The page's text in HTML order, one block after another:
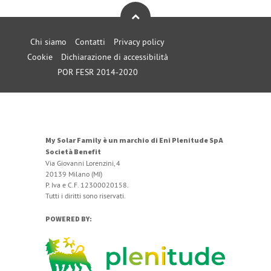
Chi siamo Contatti
Privacy policy
Cookie
Dichiarazione di accessibilità
POR FESR 2014-2020
My Solar Family è un marchio di Eni Plenitude SpA
Società Benefit
Via Giovanni Lorenzini, 4
20139 Milano (MI)
P. Iva e C.F. 12300020158.
Tutti i diritti sono riservati.
POWERED BY: